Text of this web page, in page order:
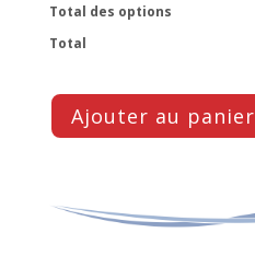
Total des options
Total
Ajouter au panier